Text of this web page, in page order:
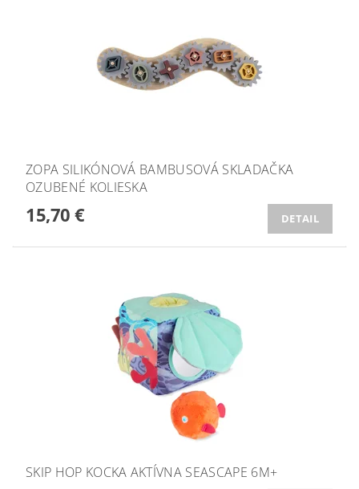
ZOPA SILIKÓNOVÁ BAMBUSOVÁ SKLADAČKA
OZUBENÉ KOLIESKA
15,70 € DETAIL
SKIP HOP KOCKA AKTÍVNA SEASCAPE 6M+